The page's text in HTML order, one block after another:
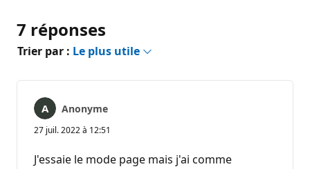
7 réponses
Trier par : Le plus utile
Anonyme
27 juil. 2022 à 12:51
J'essaie le mode page mais j'ai comme